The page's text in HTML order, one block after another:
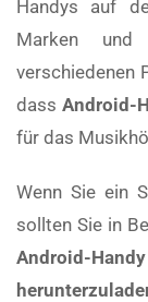
Handys auf
Marken und
verschiedenen
dassAndroid-
für das
Wenn Sie ein
sollten Sie in
Android-